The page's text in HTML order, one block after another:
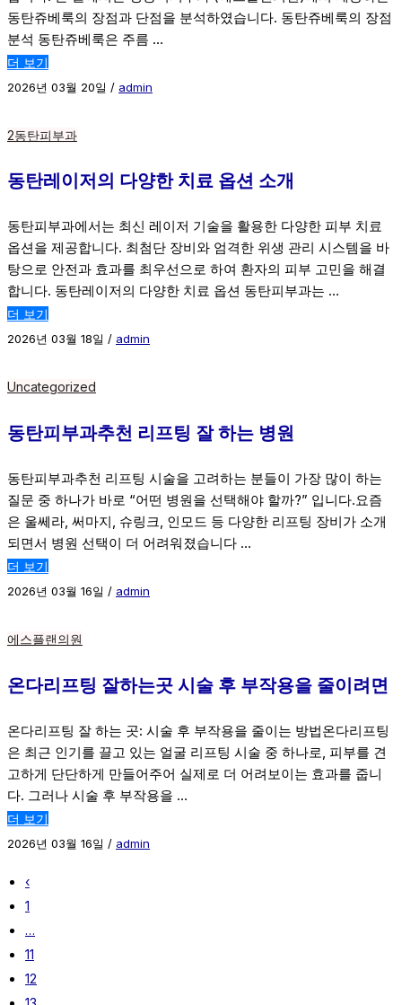
동탄쥬베룩의 장점과 단점을 분석하였습니다. 동탄쥬베룩의 장점
분석 동탄쥬베룩은 주름 …
더 보기
2026년 03월 20일 / admin
2동탄피부과
동탄레이저의 다양한 치료 옵션 소개
동탄피부과에서는 최신 레이저 기술을 활용한 다양한 피부 치료
옵션을 제공합니다. 최첨단 장비와 엄격한 위생 관리 시스템을 바
탕으로 안전과 효과를 최우선으로 하여 환자의 피부 고민을 해결
합니다. 동탄레이저의 다양한 치료 옵션 동탄피부과는 …
더 보기
2026년 03월 18일 / admin
Uncategorized
동탄피부과추천 리프팅 잘 하는 병원
동탄피부과추천 리프팅 시술을 고려하는 분들이 가장 많이 하는
질문 중 하나가 바로 “어떤 병원을 선택해야 할까?” 입니다.요즘
은 울쎄라, 써마지, 슈링크, 인모드 등 다양한 리프팅 장비가 소개
되면서 병원 선택이 더 어려워졌습니다 …
더 보기
2026년 03월 16일 / admin
에스플랜의원
온다리프팅 잘하는곳 시술 후 부작용을 줄이려면
온다리프팅 잘 하는 곳: 시술 후 부작용을 줄이는 방법온다리프팅
은 최근 인기를 끌고 있는 얼굴 리프팅 시술 중 하나로, 피부를 견
고하게 단단하게 만들어주어 실제로 더 어려보이는 효과를 줍니
다. 그러나 시술 후 부작용을 …
더 보기
2026년 03월 16일 / admin
‹
1
…
11
12